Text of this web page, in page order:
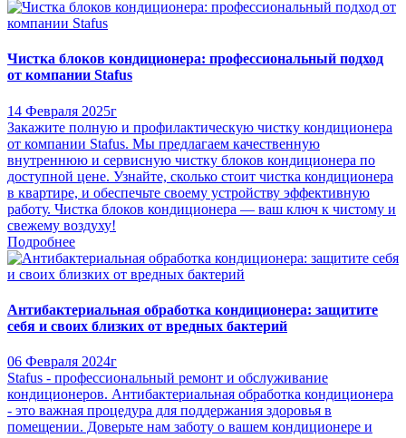
Чистка блоков кондиционера: профессиональный подход
от компании Stafus
14 Февраля 2025г
Закажите полную и профилактическую чистку кондиционера
от компании Stafus. Мы предлагаем качественную
внутреннюю и сервисную чистку блоков кондиционера по
доступной цене. Узнайте, сколько стоит чистка кондиционера
в квартире, и обеспечьте своему устройству эффективную
работу. Чистка блоков кондиционера — ваш ключ к чистому и
свежему воздуху!
Подробнее
Антибактериальная обработка кондиционера: защитите
себя и своих близких от вредных бактерий
06 Февраля 2024г
Stafus - профессиональный ремонт и обслуживание
кондиционеров. Антибактериальная обработка кондиционера
- это важная процедура для поддержания здоровья в
помещении. Доверьте нам заботу о вашем кондиционере и